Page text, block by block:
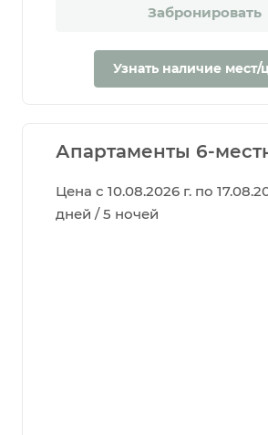
Забронировать
Узнать наличие мест/
Апартаменты 6-
Цена с 10.08.2026 г. по
дней / 5 ночей